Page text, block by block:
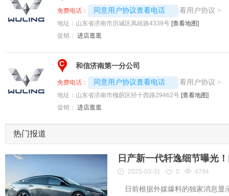
免费电话： 同意用户协议查看电话
4008192707-9486 查看用户协议 >
地址： 山东省济南市历城区凤歧路4339号 [查看地图]
促销： 进店逛逛
C 和信济南第一分公司
免费电话： 同意用户协议查看电话
4008192717-9578 查看用户协议 >
地址： 山东省济南市槐荫区经十西路29462号 [查看地图]
促销： 进店逛逛
热门报道
日产新一代轩逸细节曝光
2025-03-31 0 4784
日前根据外媒爆料的独家消息显